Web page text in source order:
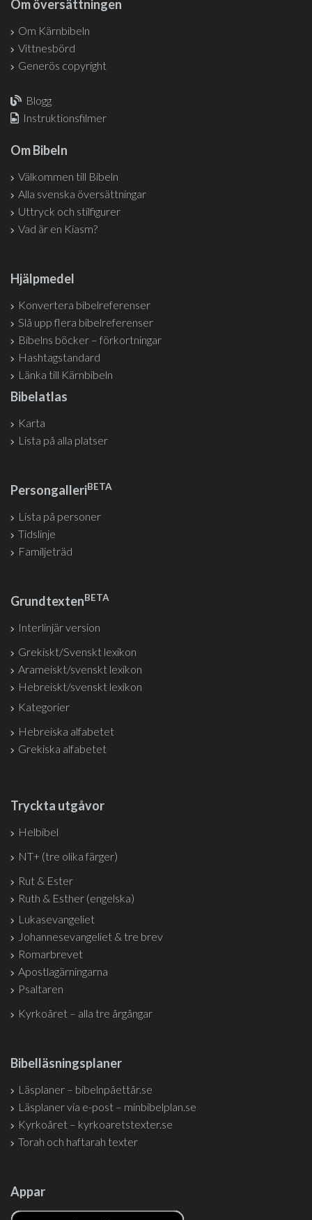
Om översättningen
Om Kärnbibeln
Vittnesbörd
Generös copyright
Blogg
Instruktionsfilmer
Om Bibeln
Välkommen till Bibeln
Alla svenska översättningar
Uttryck och stilfigurer
Vad är en Kiasm?
Hjälpmedel
Konvertera bibelreferenser
Slå upp flera bibelreferenser
Bibelns böcker – förkortningar
Hashtagstandard
Länka till Kärnbibeln
Bibelatlas
Karta
Lista på alla platser
PersongalleriBETA
Lista på personer
Tidslinje
Familjeträd
GrundtextenBETA
Interlinjär version
Grekiskt/Svenskt lexikon
Arameiskt/svenskt lexikon
Hebreiskt/svenskt lexikon
Kategorier
Hebreiska alfabetet
Grekiska alfabetet
Tryckta utgåvor
Helbibel
NT+ (tre olika färger)
Rut & Ester
Ruth & Esther (engelska)
Lukasevangeliet
Johannesevangeliet & tre brev
Romarbrevet
Apostlagärningarna
Psaltaren
Kyrkoåret – alla tre årgångar
Bibelläsningsplaner
Läsplaner – bibelnpåettår.se
Läsplaner via e-post – minbibelplan.se
Kyrkoåret – kyrkoaretstexter.se
Torah och haftarah texter
Appar